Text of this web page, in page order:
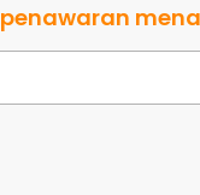
penawaran